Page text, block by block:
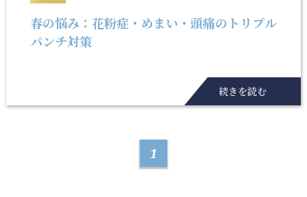
春の悩み：花粉症・めまい・頭痛のトリプル
パンチ対策
続きを読む
1